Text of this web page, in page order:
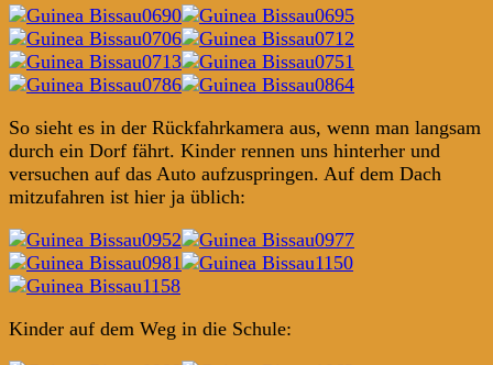
So sieht es in der Rückfahrkamera aus, wenn man langsam
durch ein Dorf fährt. Kinder rennen uns hinterher und
versuchen auf das Auto aufzuspringen. Auf dem Dach
mitzufahren ist hier ja üblich:
Kinder auf dem Weg in die Schule: